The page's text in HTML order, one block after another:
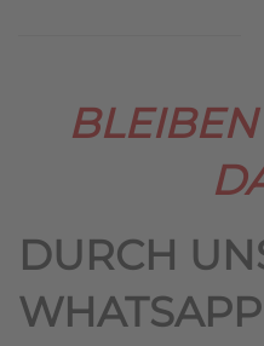
DURCH